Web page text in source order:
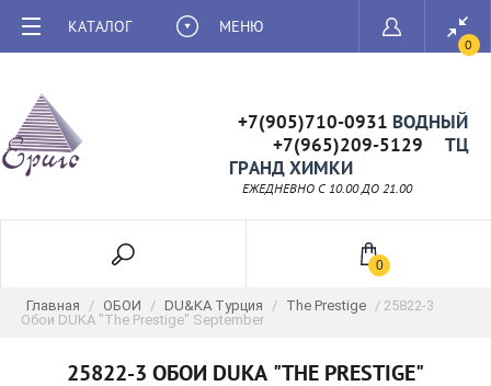
КАТАЛОГ МЕНЮ
0
+7(905)710-0931 ВОДНЫЙ
+7(965)209-5129 ТЦ
ГРАНД ХИМКИ
ЕЖЕДНЕВНО C 10.00 ДО 21.00
0
Главная / ОБОИ / DU&KA Турция / The Prestige / 25822-3
Обои DUKA "The Prestige" September
25822-3 ОБОИ DUKA "THE PRESTIGE"